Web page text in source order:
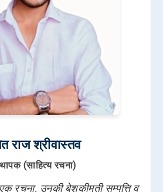
राज श्रीवास्तव
(साहित्य रचना)
रचना, उनकी बेशकीमती सम्पत्ति व